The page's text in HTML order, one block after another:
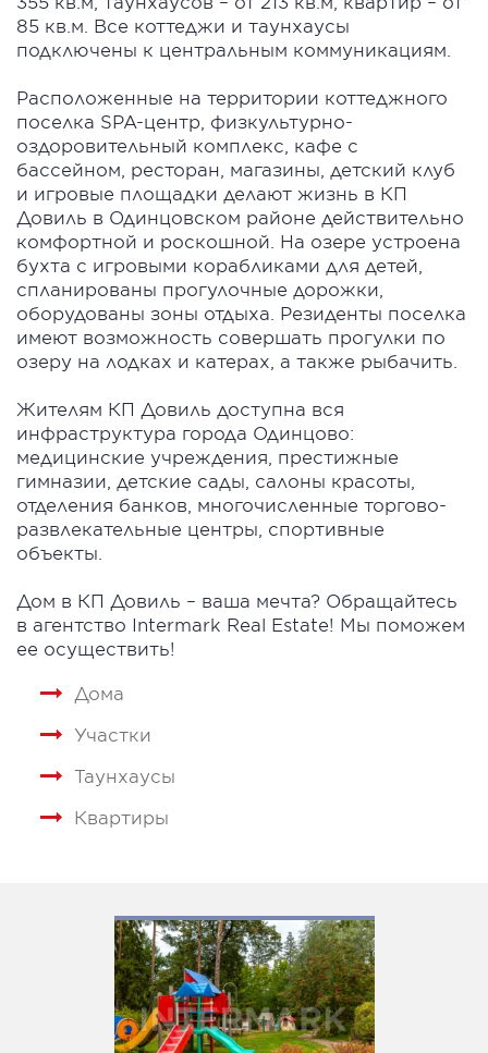
85 кв.м. Все коттеджи и таунхаусы
подключены к центральным коммуникациям.
Расположенные на территории коттеджного
поселка SPA-центр, физкультурно-
оздоровительный комплекс, кафе с
бассейном, ресторан, магазины, детский клуб
и игровые площадки делают жизнь в КП
Довиль в Одинцовском районе действительно
комфортной и роскошной. На озере устроена
бухта с игровыми корабликами для детей,
спланированы прогулочные дорожки,
оборудованы зоны отдыха. Резиденты поселка
имеют возможность совершать прогулки по
озеру на лодках и катерах, а также рыбачить.
Жителям КП Довиль доступна вся
инфраструктура города Одинцово:
медицинские учреждения, престижные
гимназии, детские сады, салоны красоты,
отделения банков, многочисленные торгово-
развлекательные центры, спортивные
объекты.
Дом в КП Довиль – ваша мечта? Обращайтесь
в агентство Intermark Real Estate! Мы поможем
ее осуществить!
Дома
Участки
Таунхаусы
Квартиры